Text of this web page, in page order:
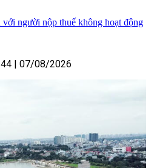
người nộp thuế không hoạt động
| 07/08/2026